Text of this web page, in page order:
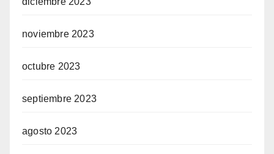
noviembre 2023
octubre 2023
septiembre 2023
agosto 2023